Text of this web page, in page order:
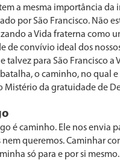
a mesma importância da
por São Francisco. Não
a Vida fraterna como
de convívio ideal dos
talvez para São Francisco a
batalha, o cami­nho, no qual
Mistério da gratui­dade de
é caminho. Ele nos envia
nem queremos. Caminhar
só para e por si